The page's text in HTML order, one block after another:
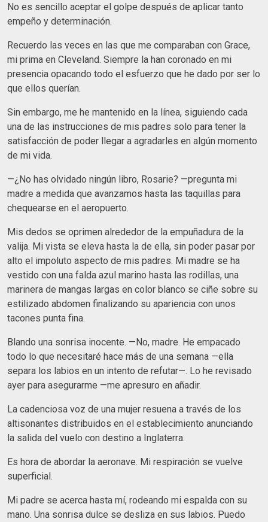
No es sencillo aceptar el golpe después de aplicar tanto
empeño y determinación.
Recuerdo las veces en las que me comparaban con Grace,
mi prima en Cleveland. Siempre la han coronado en mi
presencia opacando todo el esfuerzo que he dado por ser lo
que ellos querían.
Sin embargo, me he mantenido en la línea, siguiendo cada
una de las instrucciones de mis padres solo para tener la
satisfacción de poder llegar a agradarles en algún momento
de mi vida.
—¿No has olvidado ningún libro, Rosarie? —pregunta mi
madre a medida que avanzamos hasta las taquillas para
chequearse en el aeropuerto.
Mis dedos se oprimen alrededor de la empuñadura de la
valija. Mi vista se eleva hasta la de ella, sin poder pasar por
alto el impoluto aspecto de mis padres. Mi madre se ha
vestido con una falda azul marino hasta las rodillas, una
marinera de mangas largas en color blanco se ciñe sobre su
estilizado abdomen finalizando su apariencia con unos
tacones punta fina.
Blando una sonrisa inocente. —No, madre. He empacado
todo lo que necesitaré hace más de una semana —ella
separa los labios en un intento de refutar—. Lo he revisado
ayer para asegurarme —me apresuro en añadir.
La cadenciosa voz de una mujer resuena a través de los
altisonantes distribuidos en el establecimiento anunciando
la salida del vuelo con destino a Inglaterra.
Es hora de abordar la aeronave. Mi respiración se vuelve
superficial.
Mi padre se acerca hasta mí, rodeando mi espalda con su
mano. Una sonrisa dulce se desliza en sus labios. Puedo